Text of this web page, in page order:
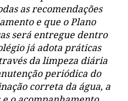
as recomendações
e que o Plano
será entregue dentro
já adota práticas
da limpeza diária
periódica do
correta da água, a